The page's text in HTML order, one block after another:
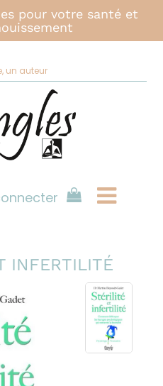
pour votre santé et
Rechercher
sur
site
INFERTILITÉ